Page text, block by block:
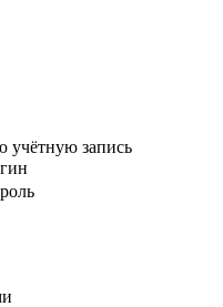
учётную запись